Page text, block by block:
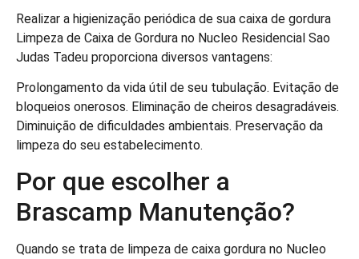
Realizar a higienização periódica de sua caixa de gordura
Limpeza de Caixa de Gordura no Nucleo Residencial Sao
Judas Tadeu proporciona diversos vantagens:
Prolongamento da vida útil de seu tubulação. Evitação de
bloqueios onerosos. Eliminação de cheiros desagradáveis.
Diminuição de dificuldades ambientais. Preservação da
limpeza do seu estabelecimento.
Por que escolher a
Brascamp Manutenção?
Quando se trata de limpeza de caixa gordura no Nucleo